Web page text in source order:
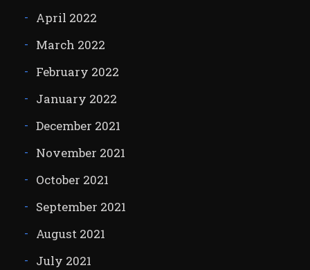
April 2022
March 2022
February 2022
January 2022
December 2021
November 2021
October 2021
September 2021
August 2021
July 2021